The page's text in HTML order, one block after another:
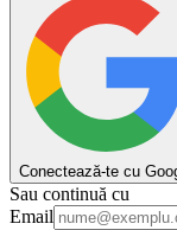
Conectează-te cu
Sau continuă cu
Email